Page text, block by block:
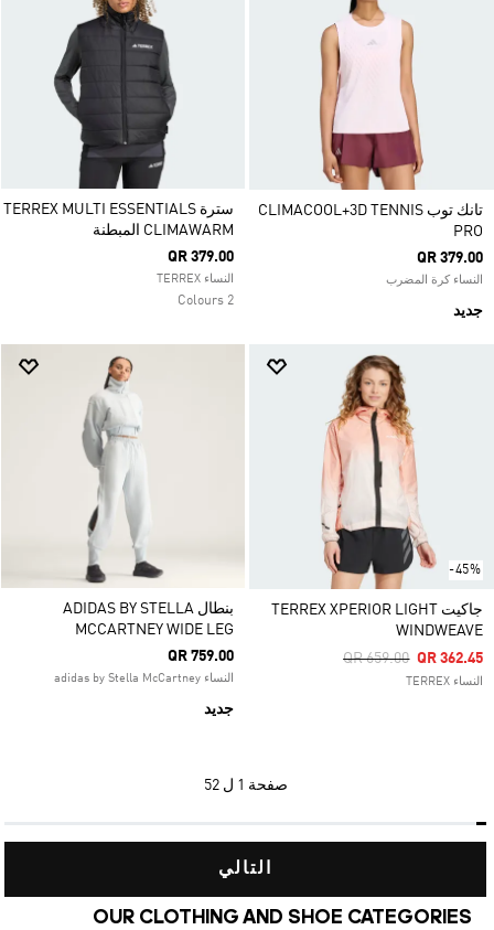
تانك توب CLIMACOOL+3D TENNIS
PRO
QR 379.00
النساء كرة المضرب
جديد
سترة TERREX MULTI ESSENTIALS
CLIMAWARM المبطنة
QR 379.00
النساء TERREX
2 Colours
-45%
جاكيت TERREX XPERIOR LIGHT
WINDWEAVE
Price Reduced From
QR 659.00ToQR 362.45
النساء TERREX
بنطال ADIDAS BY STELLA
MCCARTNEY WIDE LEG
QR 759.00
النساء adidas by Stella McCartney
جديد
صفحة 1 ل 52
التالي
OUR CLOTHING AND SHOE CATEGORIES